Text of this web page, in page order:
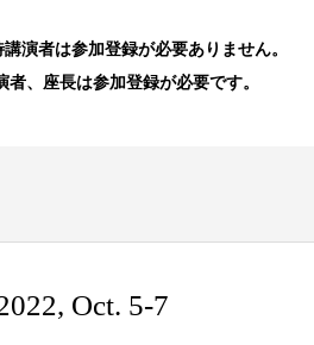
演者は参加登録が必要ありません。
、座長は参加登録が必要です。
Oct. 5-7